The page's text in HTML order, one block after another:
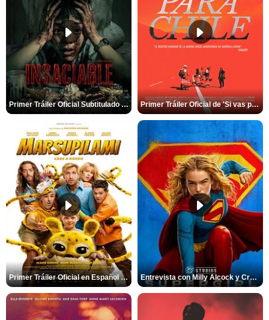
Primer Tráiler Oficial Subtitulado de 'Insaciable' Primer Tráiler Oficial de 'Si vas para Chile'
Primer Tráiler Oficial en Español de 'Marsupilami: Caos a Bordo' Entrevista con Milly Alcock y Craig Gillespie por 'Supergirl'